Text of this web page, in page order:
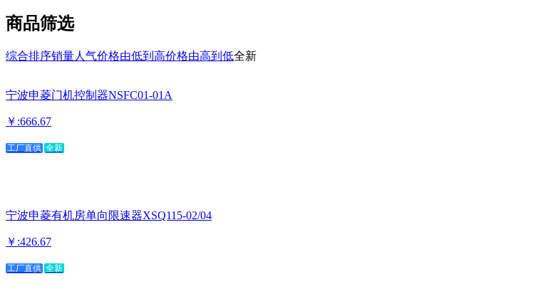
商品筛选
综合排序销量人气价格由低到高价格由高到低全新
宁波申菱门机控制器NSFC01-01A
￥:666.67
工厂直供 全新
宁波申菱有机房单向限速器XSQ115-02/04
￥:426.67
工厂直供 全新